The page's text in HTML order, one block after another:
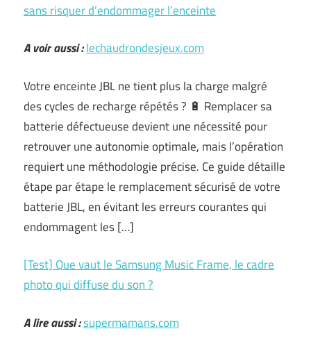
sans risquer d’endommager l’enceinte
A voir aussi :lechaudrondesjeux.com
Votre enceinte JBL ne tient plus la charge malgré
des cycles de recharge répétés ? 🔋 Remplacer sa
batterie défectueuse devient une nécessité pour
retrouver une autonomie optimale, mais l’opération
requiert une méthodologie précise. Ce guide détaille
étape par étape le remplacement sécurisé de votre
batterie JBL, en évitant les erreurs courantes qui
endommagent les […]
[Test] Que vaut le Samsung Music Frame, le cadre
photo qui diffuse du son ?
A lire aussi :supermamans.com